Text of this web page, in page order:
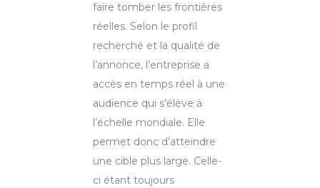
faire tomber les frontières
réelles. Selon le profil
recherché et la qualité de
l’annonce, l’entreprise a
accès en temps réel à une
audience qui s’élève à
l’échelle mondiale. Elle
permet donc d’atteindre
une cible plus large. Celle-
ci étant toujours